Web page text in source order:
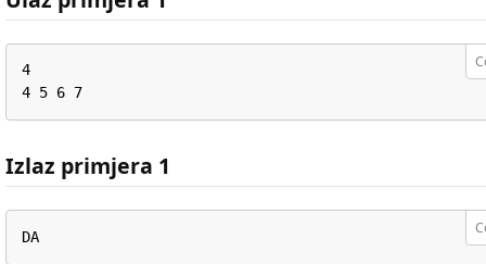
4
4 5 6 7
Izlaz primjera 1
DA